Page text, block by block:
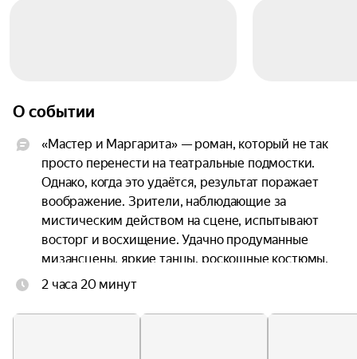
О событии
«Мастер и Маргарита» — роман, который не так
просто перенести на театральные подмостки.
Однако, когда это удаётся, результат поражает
воображение. Зрители, наблюдающие за
мистическим действом на сцене, испытывают
восторг и восхищение. Удачно продуманные
мизансцены, яркие танцы, роскошные костюмы,
мастерство художника по свету и блестящая
настоящее волшебство.
2 часа 20 минут